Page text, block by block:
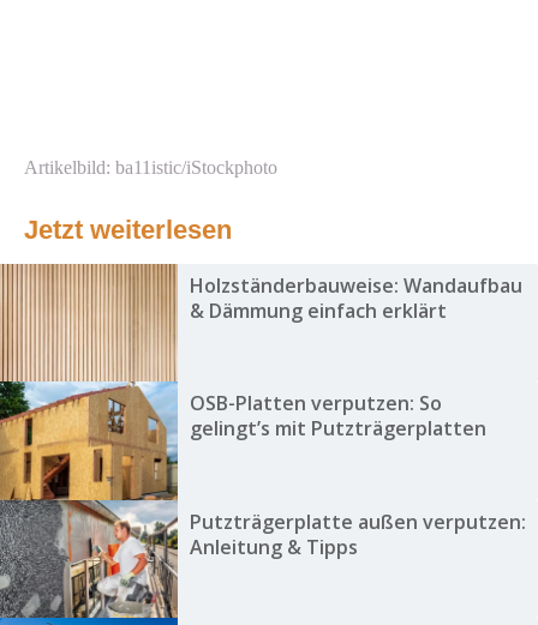
Artikelbild: ba11istic/iStockphoto
Jetzt weiterlesen
Holzständerbauweise: Wandaufbau
& Dämmung einfach erklärt
OSB-Platten verputzen: So
gelingt’s mit Putzträgerplatten
Putzträgerplatte außen verputzen:
Anleitung & Tipps